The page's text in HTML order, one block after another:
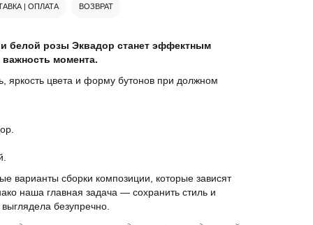
| ОПЛАТА ВОЗВРАТ
белой розы Эквадор станет эффектным
момента.
яркость цвета и форму бутонов при должном
варианты сборки композиции, которые зависят
наша главная задача — сохранить стиль и
безупречно.